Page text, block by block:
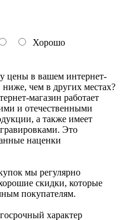
Хорошо
цены в вашем интернет-
чем в других местах?
магазин работает
и отечественными
а также имеет
Это
наценки
мы регулярно
скидки, которые
покупателям.
характер